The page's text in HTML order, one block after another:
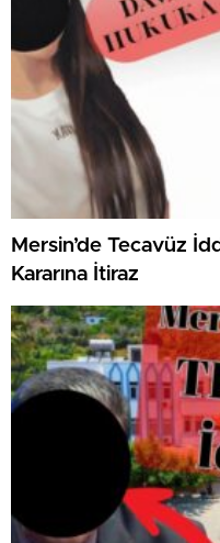
Mersin’de Tecavüz
Kararına İtiraz